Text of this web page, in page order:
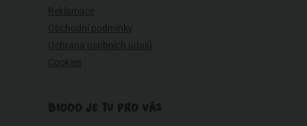
Reklamace
Obchodní podmínky
Ochrana osobních údajů
Cookies
BIOOO JE TU PRO VÁS